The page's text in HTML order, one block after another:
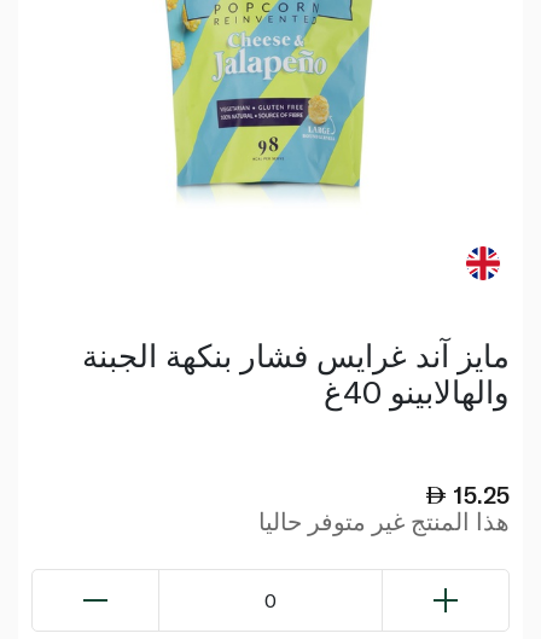
مايز آند غرايس فشار بنكهة الجبنة
والهالابينو 40غ
15.25
هذا المنتج غير متوفر حاليا
0